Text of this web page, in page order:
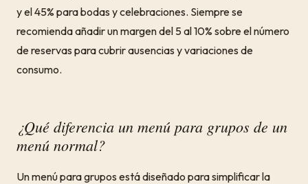
y el 45% para bodas y celebraciones. Siempre se
recomienda añadir un margen del 5 al 10% sobre el número
de reservas para cubrir ausencias y variaciones de
consumo.
¿Qué diferencia un menú para grupos de un
menú normal?
Un menú para grupos está diseñado para simplificar la